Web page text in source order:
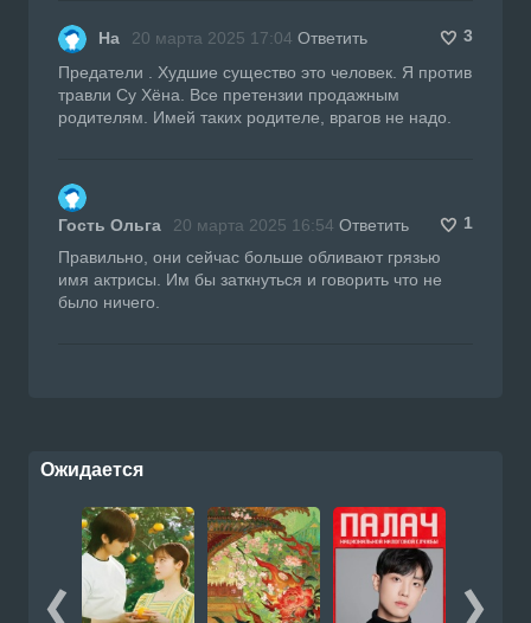
На 20 марта 2025 17:04 Ответить
3
Предатели . Худшие существо это человек. Я против
травли Су Хёна. Все претензии продажным
родителям. Имей таких родителе, врагов не надо.
Гость Ольга 20 марта 2025 16:54 Ответить
1
Правильно, они сейчас больше обливают грязью
имя актрисы. Им бы заткнуться и говорить что не
было ничего.
Ожидается